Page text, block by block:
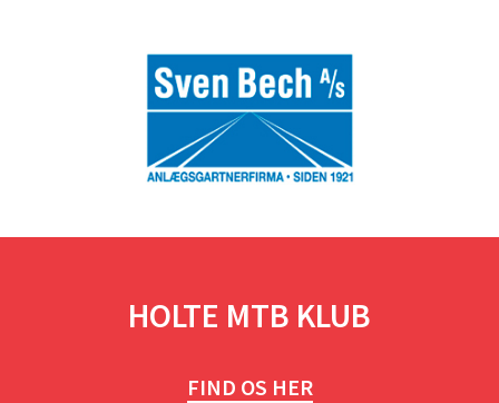
HOLTE MTB KLUB
FIND OS HER